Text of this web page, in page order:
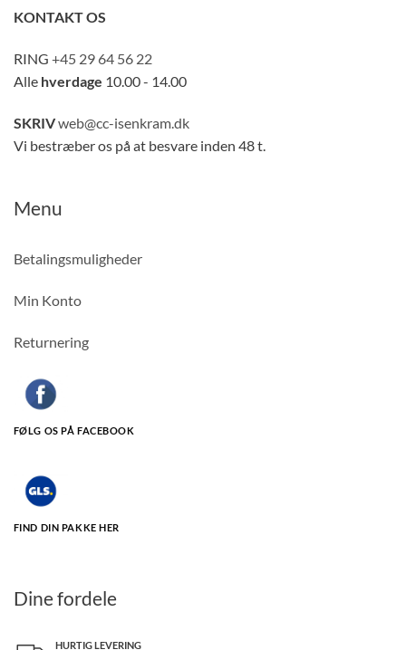
KONTAKT OS
RING +45 29 64 56 22
Alle hverdage 10.00 - 14.00
SKRIVweb@cc-isenkram.dk
Vi bestræber os på at besvare inden 48 t.
Menu
Betalingsmuligheder
Min Konto
Returnering
FØLG OS PÅ FACEBOOK
FIND DIN PAKKE HER
Dine fordele
HURTIG LEVERING